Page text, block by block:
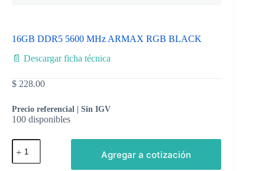
16GB DDR5 5600 MHz ARMAX RGB BLACK
📄 Descargar ficha técnica
$ 228.00
Precio referencial | Sin IGV
100 disponibles
Agregar a cotización